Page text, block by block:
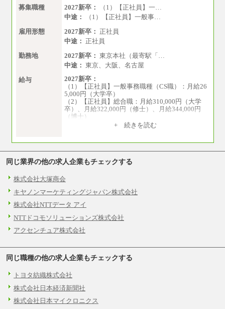
募集職種
2027新卒：
（1）【正社員】一…
中途：
（1）【正社員】一般事…
雇用形態
2027新卒： 正社員
中途： 正社員
勤務地
2027新卒： 東京本社（最寄駅「…
中途： 東京、大阪、名古屋
給与
2027新卒：
（1）【正社員】一般事務職種（CS職）：月給26
5,000円（大学卒）
（2）【正社員】総合職：月給310,000円（大学
卒）、月給322,000円（修士）、月給344,000円
（博士）
経験・能力を考慮のうえ、当社規程に基づき決
中途：
下記は新卒採用の給与です。経験者採用の場
合、下記を再下限としてご経験に応じた金額と
（1）【正社員】一般事務職種（CS職）：月給25
5,000円（大学卒）
（2）【正社員】総合職：月給300,000円（大学
+ 続きを読む
同じ業界の他の求人企業もチェックする
株式会社大塚商会
キヤノンマーケティングジャパン株式会社
株式会社NTTデータ アイ
NTTドコモソリューションズ株式会社
アクセンチュア株式会社
同じ職種の他の求人企業もチェックする
トヨタ紡織株式会社
株式会社日本経済新聞社
株式会社日本マイクロニクス